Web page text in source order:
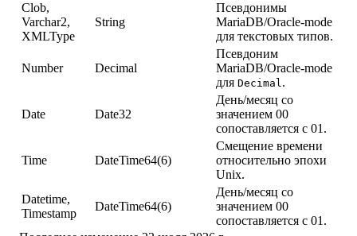
Clob,
Varchar2,
XMLType
String
Псевдонимы
MariaDB/Oracle-mode
для текстовых типов.
Number Decimal
Псевдоним
MariaDB/Oracle-mode
для Decimal.
Date Date32
День/месяц со
значением 00
сопоставляется с 01.
Time DateTime64(6)
Смещение времени
относительно эпохи
Unix.
Datetime,
Timestamp
DateTime64(6)
День/месяц со
значением 00
сопоставляется с 01.